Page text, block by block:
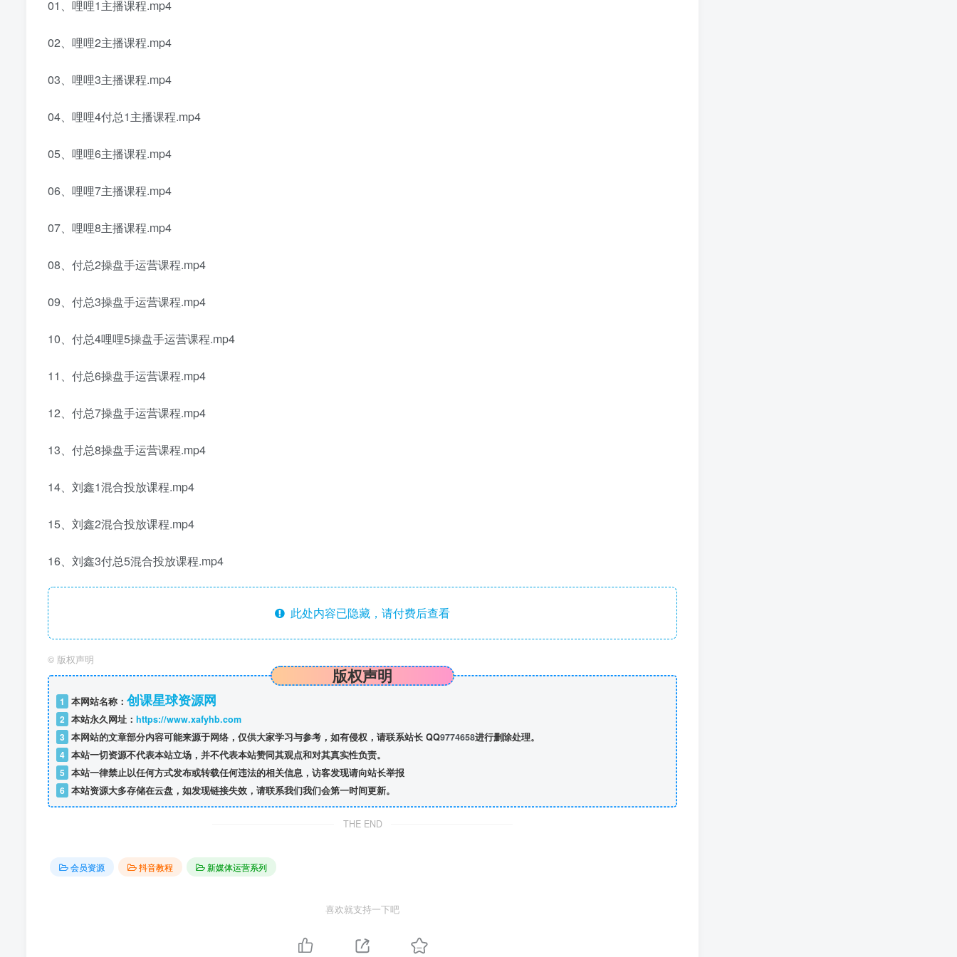
01、哩哩1主播课程.mp4
02、哩哩2主播课程.mp4
03、哩哩3主播课程.mp4
04、哩哩4付总1主播课程.mp4
05、哩哩6主播课程.mp4
06、哩哩7主播课程.mp4
07、哩哩8主播课程.mp4
08、付总2操盘手运营课程.mp4
09、付总3操盘手运营课程.mp4
10、付总4哩哩5操盘手运营课程.mp4
11、付总6操盘手运营课程.mp4
12、付总7操盘手运营课程.mp4
13、付总8操盘手运营课程.mp4
14、刘鑫1混合投放课程.mp4
15、刘鑫2混合投放课程.mp4
16、刘鑫3付总5混合投放课程.mp4
此处内容已隐藏，请付费后查看
© 版权声明
版权声明
1 本网站名称： 创课星球资源网
2 本站永久网址： https://www.xafyhb.com
3 本网站的文章部分内容可能来源于网络，仅供大家学习与参考，如有侵权，请联系站长 QQ9774658进行删除处理。
4 本站一切资源不代表本站立场，并不代表本站赞同其观点和对其真实性负责。
5 本站一律禁止以任何方式发布或转载任何违法的相关信息，访客发现请向站长举报
6 本站资源大多存储在云盘，如发现链接失效，请联系我们我们会第一时间更新。
THE END
会员资源 抖音教程 新媒体运营系列
喜欢就支持一下吧